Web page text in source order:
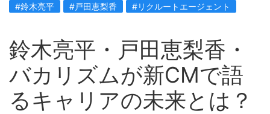
#鈴木亮平 #戸田恵梨香 #リクルートエージェント
鈴木亮平・戸田恵梨香・
バカリズムが新CMで語
るキャリアの未来とは？